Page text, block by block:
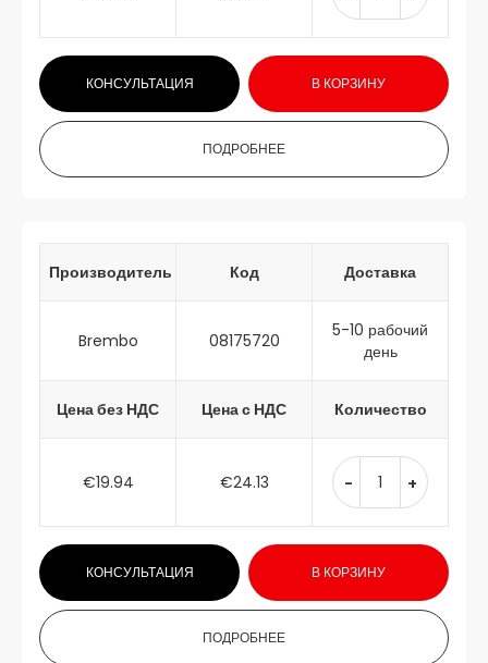
КОНСУЛЬТАЦИЯ В КОРЗИНУ
ПОДРОБНЕЕ
Производитель Код Доставка
Brembo 08175720
5-10 рабочий
день
Цена без НДС Цена с НДС Количество
€19.94 €24.13 - +
КОНСУЛЬТАЦИЯ В КОРЗИНУ
ПОДРОБНЕЕ